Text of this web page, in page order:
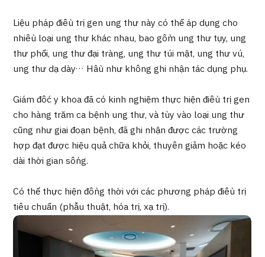
Tìm kiếm y học thẩm mỹ
Nội dung nổi bật
Dành cho cơ sở y tế
Công ty vận hành
Hướng dẫn và chính sách của công ty
Quản trị JTB
Liệu pháp điều trị gen ung thư này có thể áp dụng cho
nhiều loại ung thư khác nhau, bao gồm ung thư tụy, ung
thư phổi, ung thư đại tràng, ung thư túi mật, ung thư vú,
ung thư dạ dày… Hầu như không ghi nhận tác dụng phụ.
Giám đốc y khoa đã có kinh nghiệm thực hiện điều trị gen
cho hàng trăm ca bệnh ung thư, và tùy vào loại ung thư
cũng như giai đoạn bệnh, đã ghi nhận được các trường
hợp đạt được hiệu quả chữa khỏi, thuyên giảm hoặc kéo
dài thời gian sống.
Có thể thực hiện đồng thời với các phương pháp điều trị
tiêu chuẩn (phẫu thuật, hóa trị, xạ trị).